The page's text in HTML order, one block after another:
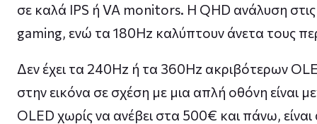
σε καλά IPS ή VA monitors. Η QHD ανάλυση στις
gaming, ενώ τα 180Hz καλύπτουν άνετα τους
Δεν έχει τα 240Hz ή τα 360Hz ακριβότερων
στην εικόνα σε σχέση με μια απλή οθόνη είναι
OLED χωρίς να ανέβει στα 500€ και πάνω, είναι